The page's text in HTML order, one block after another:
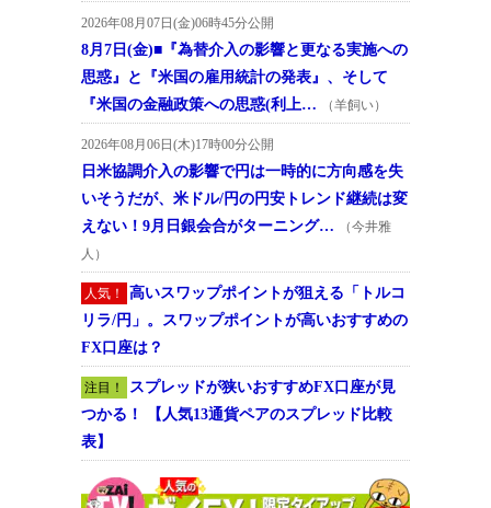
2026年08月07日(金)06時45分公開
8月7日(金)■『為替介入の影響と更なる実施への
思惑』と『米国の雇用統計の発表』、そして
『米国の金融政策への思惑(利上…
（羊飼い）
2026年08月06日(木)17時00分公開
日米協調介入の影響で円は一時的に方向感を失
いそうだが、米ドル/円の円安トレンド継続は変
えない！9月日銀会合がターニング…
（今井雅
人）
人気！
高いスワップポイントが狙える「トルコ
リラ/円」。スワップポイントが高いおすすめの
FX口座は？
注目！
スプレッドが狭いおすすめFX口座が見
つかる！ 【人気13通貨ペアのスプレッド比較
表】